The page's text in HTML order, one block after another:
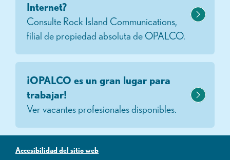
Internet?
Consulte Rock Island Communications,
filial de propiedad absoluta de OPALCO.
¡OPALCO es un gran lugar para
trabajar!
Ver vacantes profesionales disponibles.
Accesibilidad del sitio web